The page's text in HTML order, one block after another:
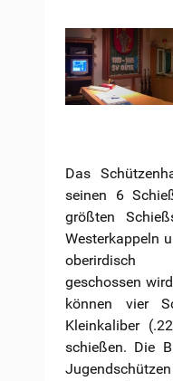
Das
seinen 6
größten
Westerkappeln
oberirdisch
geschossen
können vier
Kleinkaliber
schießen. Die